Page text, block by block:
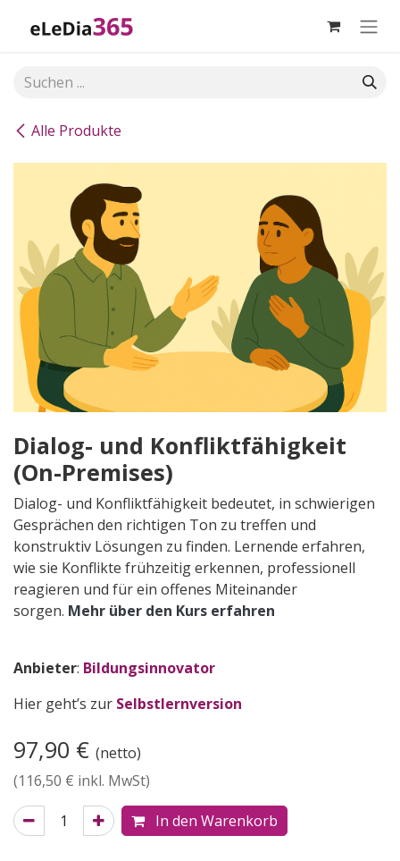
Alle Produkte
Dialog- und Konfliktfähigkeit
(On-Premises)
Dialog- und Konfliktfähigkeit bedeutet, in schwierigen
Gesprächen den richtigen Ton zu treffen und
konstruktiv Lösungen zu finden. Lernende erfahren,
wie sie Konflikte frühzeitig erkennen, professionell
reagieren und für ein offenes Miteinander
sorgen. Mehr über den Kurs erfahren
Anbieter: Bildungsinnovator
Hier geht’s zur Selbstlernversion
97,90 € (netto)
(116,50 € inkl. MwSt)
In den Warenkorb